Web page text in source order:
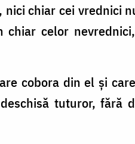
chiar cei vrednici
chiar celor
cobora din el și
tuturor, fără